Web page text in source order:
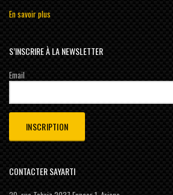
En savoir plus
S’INSCRIRE À LA NEWSLETTER
Email
CONTACTER SAYARTI